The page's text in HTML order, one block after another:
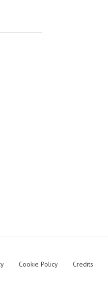
Cookie Policy Credits